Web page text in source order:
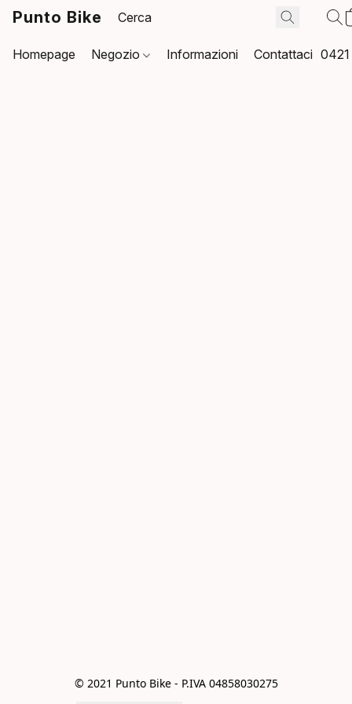
Punto Bike
Homepage Negozio Informazioni Contattaci
© 2021 Punto Bike - P.IVA 04858030275